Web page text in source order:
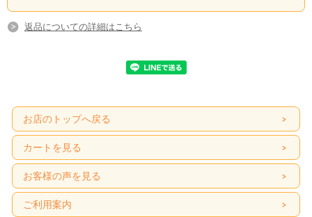
返品についての詳細はこちら
お店のトップへ戻る
カートを見る
お客様の声を見る
ご利用案内